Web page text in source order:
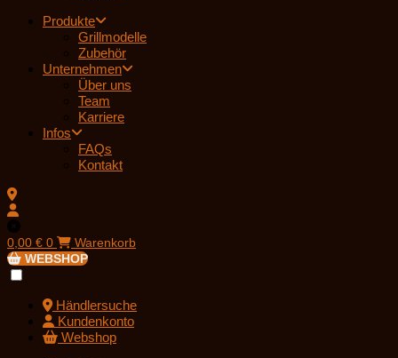
Produkte
Grillmodelle
Zubehör
Unternehmen
Über uns
Team
Karriere
Infos
FAQs
Kontakt
0,00 € 0
Warenkorb
WEBSHOP
Händlersuche
Kundenkonto
Webshop